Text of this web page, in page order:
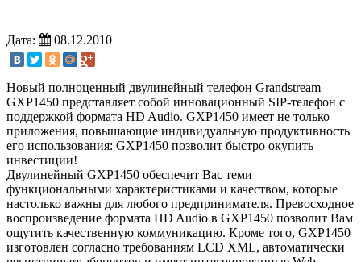
Дата: 08.12.2010
Новый полноценный двулинейный телефон Grandstream
GXP1450 представляет собой инновационный SIP-телефон с
поддержкой формата HD Audio. GXP1450 имеет не только
приложения, повышающие индивидуальную продуктивность
его использования: GXP1450 позволит быстро окупить
инвестиции!
Двулинейный GXP1450 обеспечит Вас теми
функциональными характеристиками и качеством, которые
настолько важны для любого предпринимателя. Превосходное
воспроизведение формата HD Audio в GXP1450 позволит Вам
ощутить качественную коммуникацию. Кроме того, GXP1450
изготовлен согласно требованиям LCD XML, автоматически